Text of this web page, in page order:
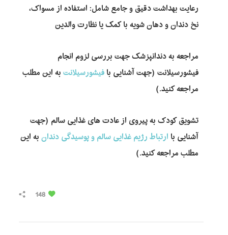
رعایت بهداشت دقیق و جامع شامل: استفاده از مسواک،
نخ دندان و دهان شویه با کمک یا نظارت والدین
مراجعه به دندانپزشک جهت بررسی لزوم انجام
فیشورسیلانت (جهت آشنایی بافیشورسیلانتبه این مطلب
مراجعه کنید.)
تشویق کودک به پیروی از عادت های غذایی سالم (جهت
آشنایی با ارتباط رژیم غذایی سالم و پوسیدگی دندانبه این
مطلب مراجعه کنید.)
148